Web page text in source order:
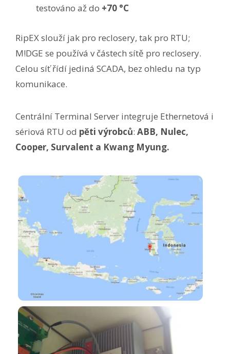
testováno až do +70 °C
RipEX slouží jak pro reclosery, tak pro RTU;
M!DGE se používá v částech sítě pro reclosery.
Celou síť řídí jediná SCADA, bez ohledu na typ
komunikace.
Centrální Terminal Server integruje Ethernetová i
sériová RTU od pěti výrobců: ABB, Nulec,
Cooper, Survalent a Kwang Myung.